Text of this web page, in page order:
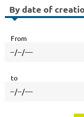
By date of
From
to